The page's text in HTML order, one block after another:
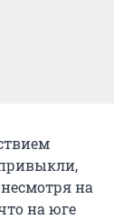
несмотря на
на юге